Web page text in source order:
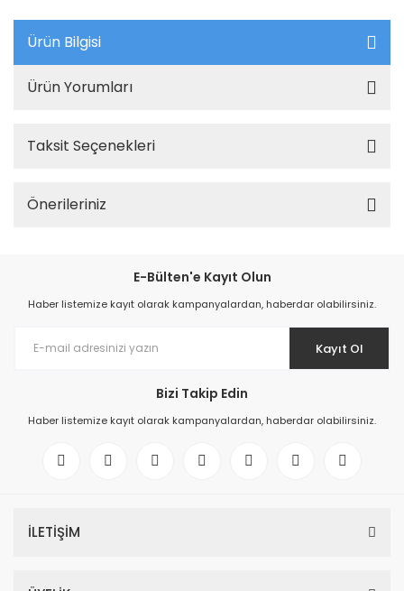
Ürün Bilgisi
Ürün Yorumları
Taksit Seçenekleri
Önerileriniz
E-Bülten'e Kayıt Olun
Haber listemize kayıt olarak kampanyalardan, haberdar olabilirsiniz.
Kayıt Ol
Bizi Takip Edin
Haber listemize kayıt olarak kampanyalardan, haberdar olabilirsiniz.
İLETİŞİM